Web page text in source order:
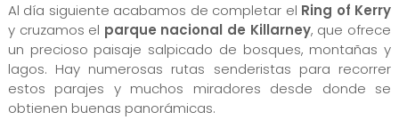
Al día siguiente acabamos de completar el Ring of Kerry
y cruzamos el parque nacional de Killarney, que ofrece
un precioso paisaje salpicado de bosques, montañas y
lagos. Hay numerosas rutas senderistas para recorrer
estos parajes y muchos miradores desde donde se
obtienen buenas panorámicas.